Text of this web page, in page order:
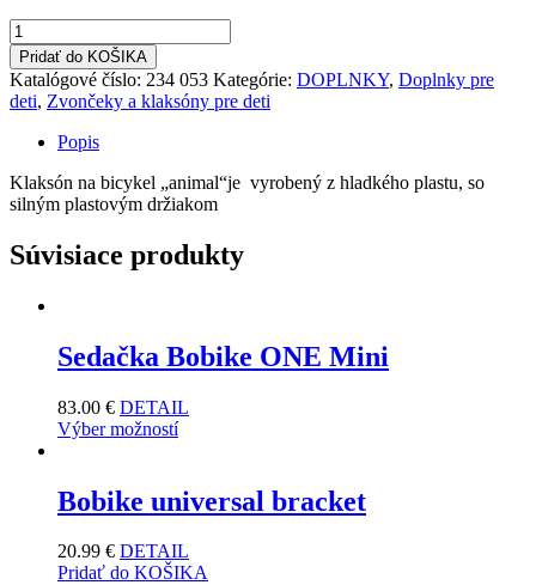
množstvo
Klaksón
ANIMAL
-
slon
Pridať do KOŠIKA
Katalógové číslo: 234 053 Kategórie: DOPLNKY, Doplnky pre
deti, Zvončeky a klaksóny pre deti
Popis
Klaksón na bicykel „animal“je vyrobený z hladkého plastu, so
silným plastovým držiakom
Súvisiace produkty
Sedačka Bobike ONE Mini
83.00 € DETAIL
Výber možností
Bobike universal bracket
20.99 € DETAIL
Pridať do KOŠIKA